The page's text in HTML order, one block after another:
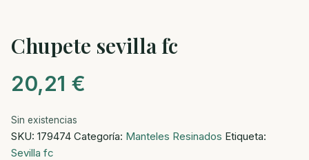
Chupete sevilla fc
20,21 €
Sin existencias
SKU: 179474 Categoría: Manteles Resinados Etiqueta:
Sevilla fc